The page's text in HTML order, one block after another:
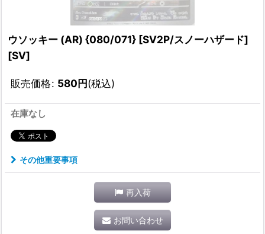
ウソッキー (AR) {080/071} [SV2P/スノーハザード]
[SV]
販売価格: 580円(税込)
在庫なし
その他重要事項
再入荷
お問い合わせ